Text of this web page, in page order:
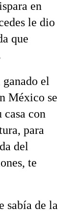
en
le dio
que
el
México se
casa con
para
del
te
sabía de la